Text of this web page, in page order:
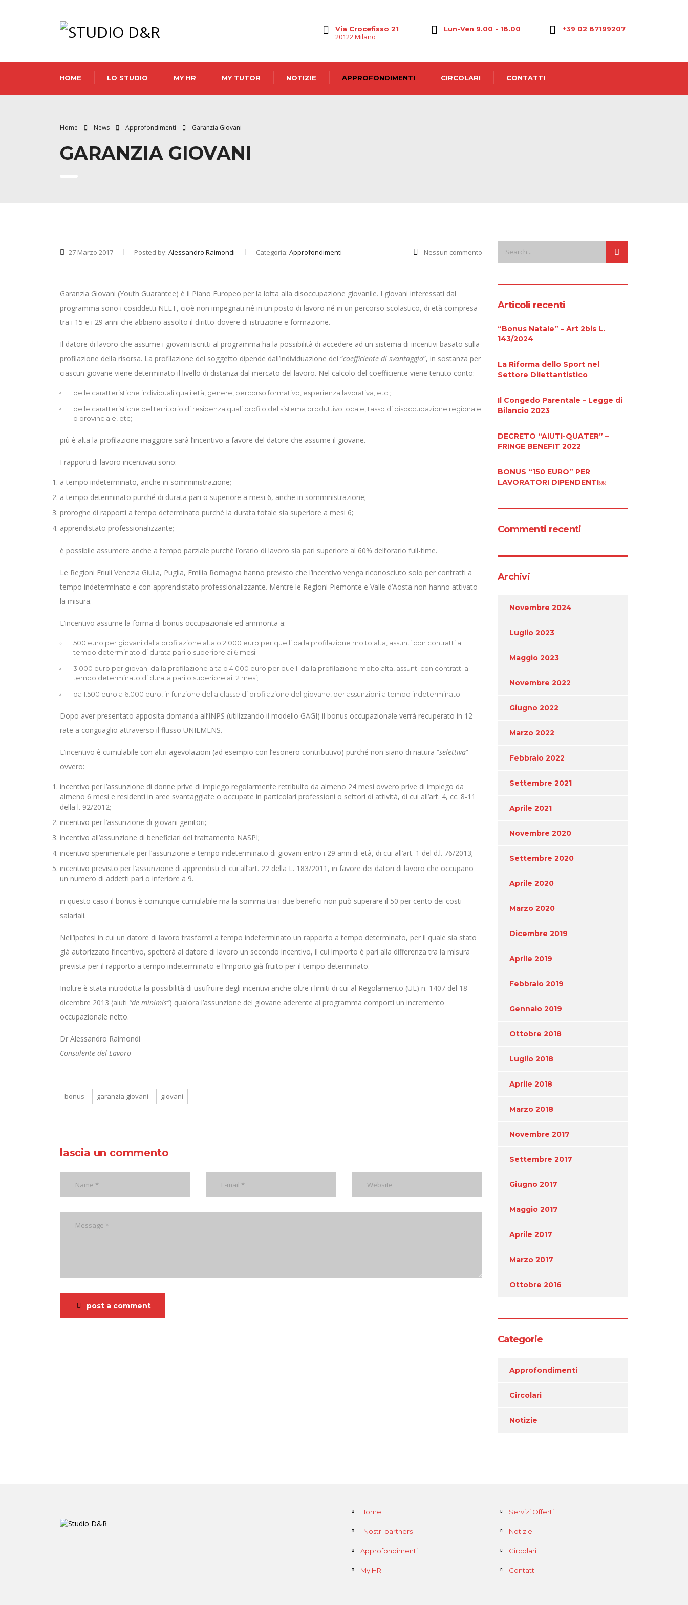
+39 02 87199207
Lun-Ven 9.00 - 18.00
Via Crocefisso 21
20122 Milano
HOME LO STUDIO MY HR MY TUTOR NOTIZIE APPROFONDIMENTI CIRCOLARI CONTATTI
Home News Approfondimenti Garanzia Giovani
GARANZIA GIOVANI
27 Marzo 2017 Posted by: Alessandro Raimondi Categoria: Approfondimenti Nessun commento
Garanzia Giovani (Youth Guarantee) è il Piano Europeo per la lotta alla disoccupazione giovanile. I giovani interessati dal
programma sono i cosiddetti NEET, cioè non impegnati né in un posto di lavoro né in un percorso scolastico, di età compresa
tra i 15 e i 29 anni che abbiano assolto il diritto-dovere di istruzione e formazione.
Il datore di lavoro che assume i giovani iscritti al programma ha la possibilità di accedere ad un sistema di incentivi basato sulla
profilazione della risorsa. La profilazione del soggetto dipende dall’individuazione del “coefficiente di svantaggio”, in sostanza per
ciascun giovane viene determinato il livello di distanza dal mercato del lavoro. Nel calcolo del coefficiente viene tenuto conto:
delle caratteristiche individuali quali età, genere, percorso formativo, esperienza lavorativa, etc.;
delle caratteristiche del territorio di residenza quali profilo del sistema produttivo locale, tasso di disoccupazione regionale
o provinciale, etc;
più è alta la profilazione maggiore sarà l’incentivo a favore del datore che assume il giovane.
I rapporti di lavoro incentivati sono:
a tempo indeterminato, anche in somministrazione;
a tempo determinato purché di durata pari o superiore a mesi 6, anche in somministrazione;
proroghe di rapporti a tempo determinato purché la durata totale sia superiore a mesi 6;
apprendistato professionalizzante;
è possibile assumere anche a tempo parziale purché l’orario di lavoro sia pari superiore al 60% dell’orario full-time.
Le Regioni Friuli Venezia Giulia, Puglia, Emilia Romagna hanno previsto che l’incentivo venga riconosciuto solo per contratti a
tempo indeterminato e con apprendistato professionalizzante​. Mentre le Regioni Piemonte e Valle d’Aosta non hanno attivato
la misura.
L’incentivo assume la forma di bonus occupazionale ed ammonta a:
500 euro per giovani dalla profilazione alta o 2.000 euro per quelli dalla profilazione molto alta, assunti con contratti a
tempo determinato di durata pari o superiore ai 6 mesi;
3.000 euro per giovani dalla profilazione alta o 4.000 euro per quelli dalla profilazione molto alta, assunti con contratti a
tempo determinato di durata pari o superiore ai 12 mesi;
da 1.500 euro a 6.000 euro, in funzione della classe di profilazione del giovane, per assunzioni a tempo indeterminato.
Dopo aver presentato apposita domanda all’INPS (utilizzando il modello GAGI) il bonus occupazionale verrà recuperato in 12
rate a conguaglio attraverso il flusso UNIEMENS.
L’incentivo è cumulabile con altri agevolazioni (ad esempio con l’esonero contributivo) purché non siano di natura “selettiva”
ovvero:
incentivo per l’assunzione di donne prive di impiego regolarmente retribuito da almeno 24 mesi ovvero prive di impiego da
almeno 6 mesi e residenti in aree svantaggiate o occupate in particolari professioni o settori di attività, di cui all’art. 4, cc. 8-11
della l. 92/2012;
incentivo per l’assunzione di giovani genitori;
incentivo all’assunzione di beneficiari del trattamento NASPI;
incentivo sperimentale per l’assunzione a tempo indeterminato di giovani entro i 29 anni di età, di cui all’art. 1 del d.l. 76/2013;
incentivo previsto per l’assunzione di apprendisti di cui all’art. 22 della L. 183/2011, in favore dei datori di lavoro che occupano
un numero di addetti pari o inferiore a 9.
in questo caso il bonus è comunque cumulabile ma la somma tra i due benefici non può superare il 50 per cento dei costi
salariali.
Nell’ipotesi in cui un datore di lavoro trasformi a tempo indeterminato un rapporto a tempo determinato, per il quale sia stato
già autorizzato l’incentivo, spetterà al datore di lavoro un secondo incentivo, il cui importo è pari alla differenza tra la misura
prevista per il rapporto a tempo indeterminato e l’importo già fruito per il tempo determinato.
Inoltre è stata introdotta la possibilità di usufruire degli incentivi anche oltre i limiti di cui al Regolamento (UE) n. 1407 del 18
dicembre 2013 (aiuti “de minimis”) qualora l’assunzione del giovane aderente al programma comporti un incremento
occupazionale netto​.
Dr Alessandro Raimondi
Consulente del Lavoro
bonus garanzia giovani giovani
lascia un commento
post a comment
Articoli recenti
“Bonus Natale” – Art 2bis L.
143/2024
La Riforma dello Sport nel
Settore Dilettantistico
Il Congedo Parentale – Legge di
Bilancio 2023
DECRETO “AIUTI-QUATER” –
FRINGE BENEFIT 2022
BONUS “150 EURO” PER
LAVORATORI DIPENDENTI￼
Commenti recenti
Archivi
Novembre 2024
Luglio 2023
Maggio 2023
Novembre 2022
Giugno 2022
Marzo 2022
Febbraio 2022
Settembre 2021
Aprile 2021
Novembre 2020
Settembre 2020
Aprile 2020
Marzo 2020
Dicembre 2019
Aprile 2019
Febbraio 2019
Gennaio 2019
Ottobre 2018
Luglio 2018
Aprile 2018
Marzo 2018
Novembre 2017
Settembre 2017
Giugno 2017
Maggio 2017
Aprile 2017
Marzo 2017
Ottobre 2016
Categorie
Approfondimenti
Circolari
Notizie
Home Servizi Offerti
I Nostri partners Notizie
Approfondimenti Circolari
My HR Contatti